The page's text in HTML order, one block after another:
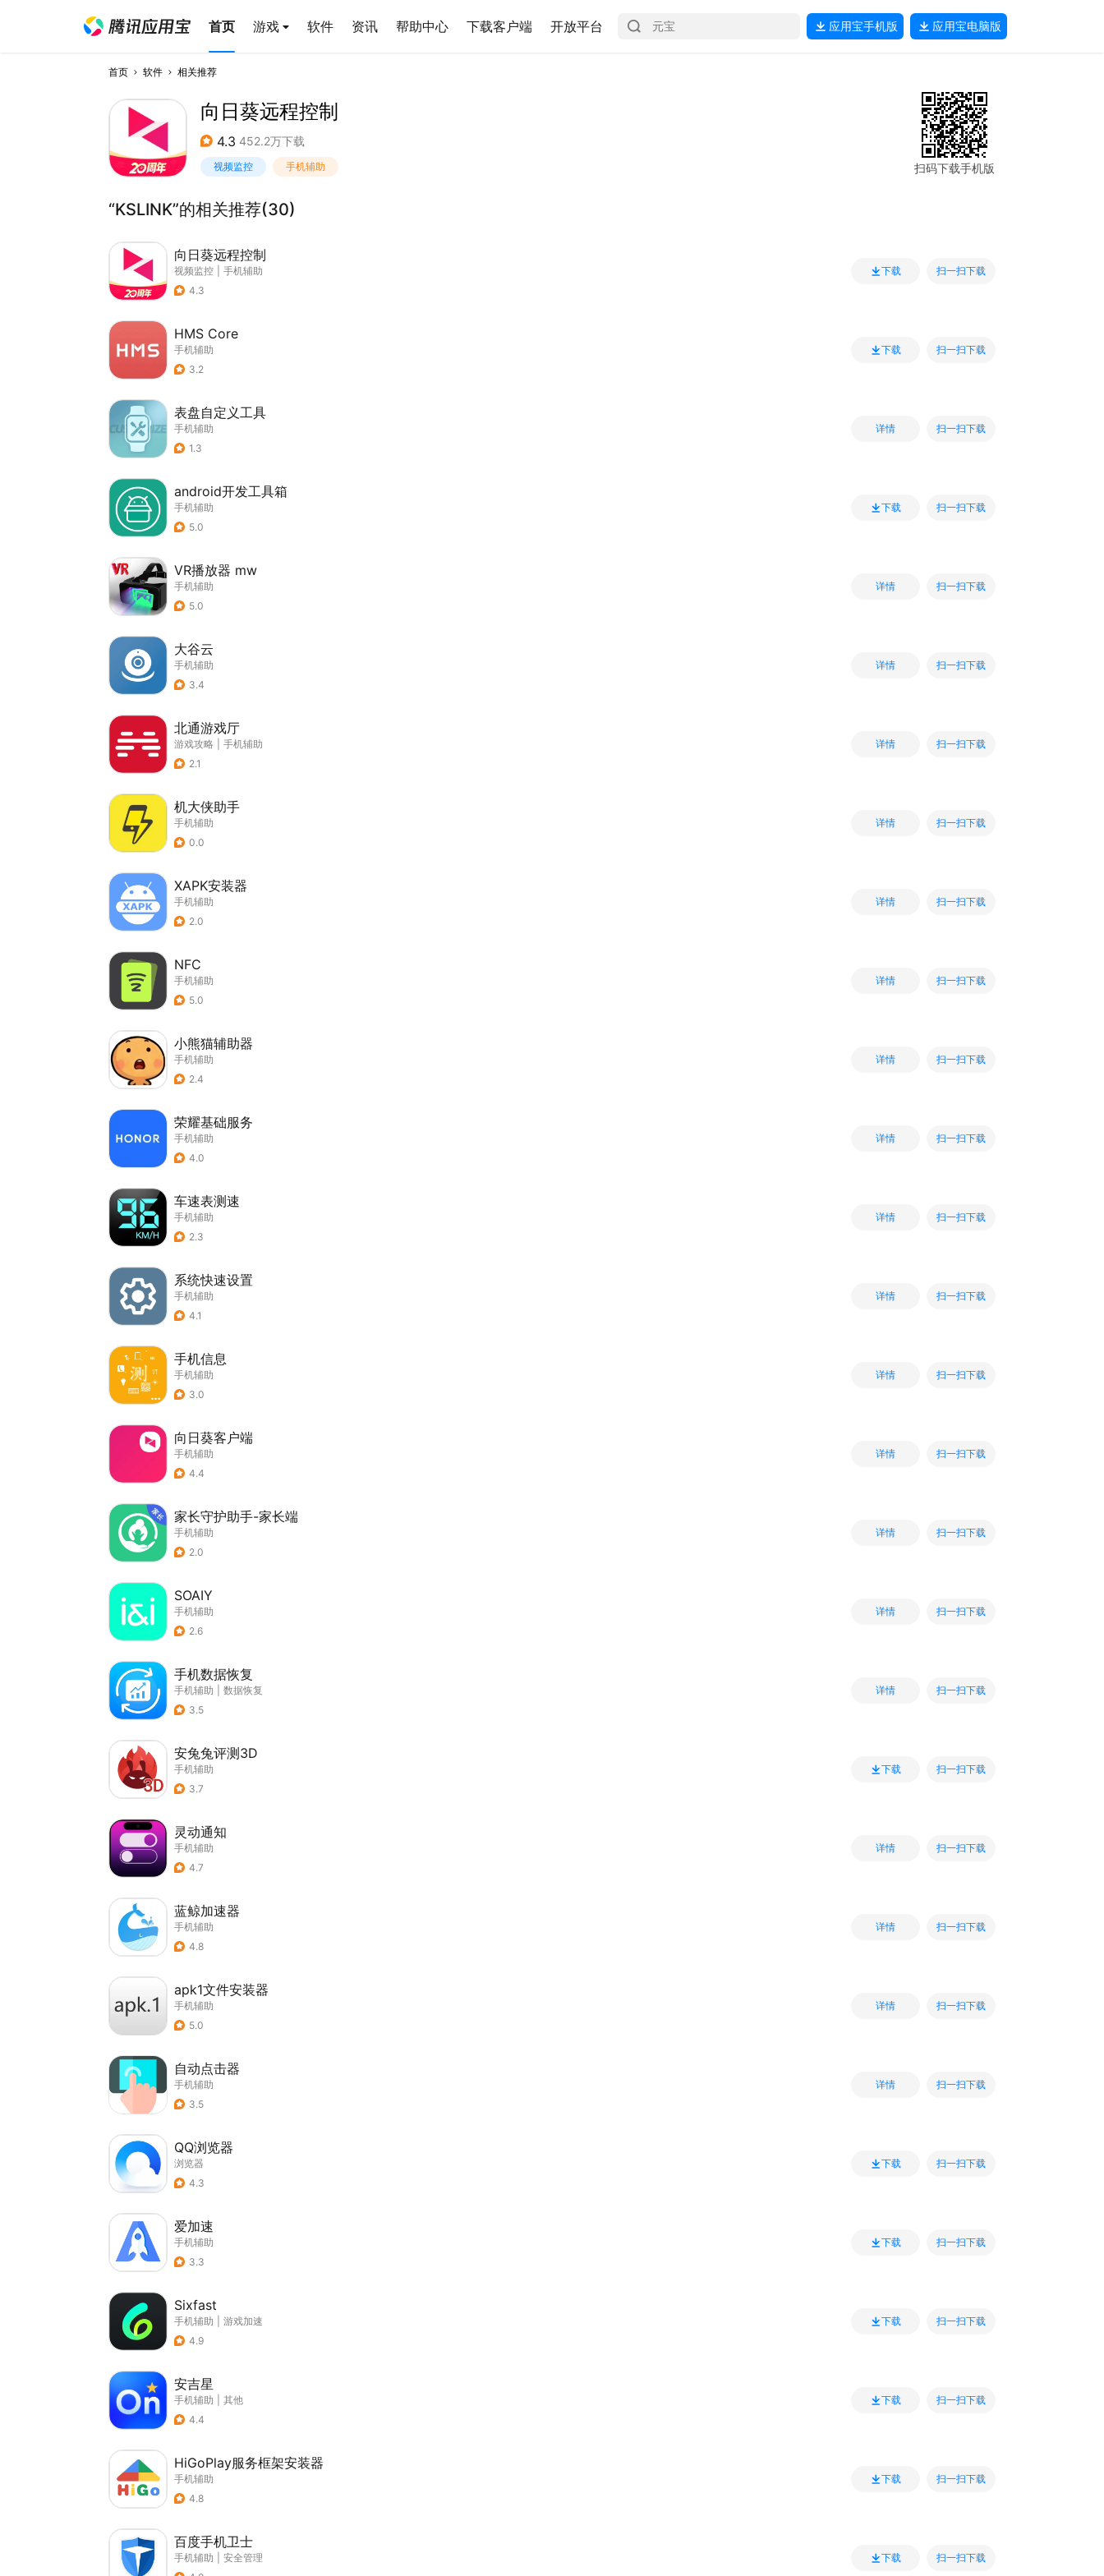
首页 游戏 软件 资讯 帮助中心 下载客户端 开放平台 应用宝手机版 应用宝电脑版
首页 软件 相关推荐
向日葵远程控制
4.3 452.2万下载
视频监控 手机辅助 扫码下载手机版
“KSLINK”的相关推荐(30)
向日葵远程控制
视频监控
手机辅助
4.3
下载 扫一扫下载
HMS Core
手机辅助
3.2
下载 扫一扫下载
表盘自定义工具
手机辅助
1.3
详情 扫一扫下载
android开发工具箱
手机辅助
5.0
下载 扫一扫下载
VR播放器 mw
手机辅助
5.0
详情 扫一扫下载
大谷云
手机辅助
3.4
详情 扫一扫下载
北通游戏厅
游戏攻略
手机辅助
2.1
详情 扫一扫下载
机大侠助手
手机辅助
0.0
详情 扫一扫下载
XAPK安装器
手机辅助
2.0
详情 扫一扫下载
NFC
手机辅助
5.0
详情 扫一扫下载
小熊猫辅助器
手机辅助
2.4
详情 扫一扫下载
荣耀基础服务
手机辅助
4.0
详情 扫一扫下载
车速表测速
手机辅助
2.3
详情 扫一扫下载
系统快速设置
手机辅助
4.1
详情 扫一扫下载
手机信息
手机辅助
3.0
详情 扫一扫下载
向日葵客户端
手机辅助
4.4
详情 扫一扫下载
家长守护助手-家长端
手机辅助
2.0
详情 扫一扫下载
SOAIY
手机辅助
2.6
详情 扫一扫下载
手机数据恢复
手机辅助
数据恢复
3.5
详情 扫一扫下载
安兔兔评测3D
手机辅助
3.7
下载 扫一扫下载
灵动通知
手机辅助
4.7
详情 扫一扫下载
蓝鲸加速器
手机辅助
4.8
详情 扫一扫下载
apk1文件安装器
手机辅助
5.0
详情 扫一扫下载
自动点击器
手机辅助
3.5
详情 扫一扫下载
QQ浏览器
浏览器
4.3
下载 扫一扫下载
爱加速
手机辅助
3.3
下载 扫一扫下载
Sixfast
手机辅助
游戏加速
4.9
下载 扫一扫下载
安吉星
手机辅助
其他
4.4
下载 扫一扫下载
HiGoPlay服务框架安装器
手机辅助
4.8
下载 扫一扫下载
百度手机卫士
手机辅助
安全管理
下载 扫一扫下载